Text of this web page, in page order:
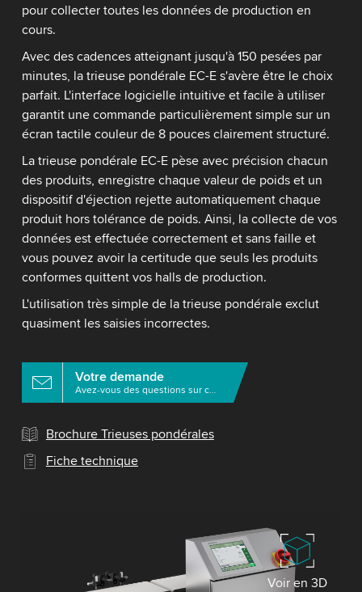
pour collecter toutes les données de production en
cours.
Avec des cadences atteignant jusqu'à 150 pesées par
minutes, la trieuse pondérale EC-E s'avère être le choix
parfait. L'interface logicielle intuitive et facile à utiliser
garantit une commande particulièrement simple sur un
écran tactile couleur de 8 pouces clairement structuré.
La trieuse pondérale EC-E pèse avec précision chacun
des produits, enregistre chaque valeur de poids et un
dispositif d'éjection rejette automatiquement chaque
produit hors tolérance de poids. Ainsi, la collecte de vos
données est effectuée correctement et sans faille et
vous pouvez avoir la certitude que seuls les produits
conformes quittent vos halls de production.
L'utilisation très simple de la trieuse pondérale exclut
quasiment les saisies incorrectes.
Votre demande
Avez-vous des questions sur ce produit?
Brochure Trieuses pondérales
Fiche technique
Voir en 3D